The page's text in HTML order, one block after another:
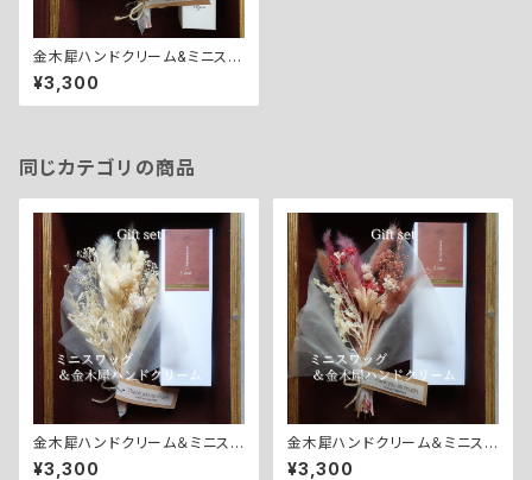
金木犀ハンドクリーム&ミニスワ
ッグ[ピンクホワイトMix]
¥3,300
同じカテゴリの商品
金木犀ハンドクリーム＆ミニスワ
ッグ【ホワイト】ギフトセット
¥3,300
金木犀ハンドクリーム＆ミニスワ
ッグ【ピンク】ギフトセット
¥3,300